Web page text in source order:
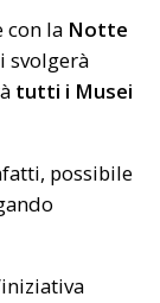
con la Notte
svolgerà
tutti i Musei
possibile